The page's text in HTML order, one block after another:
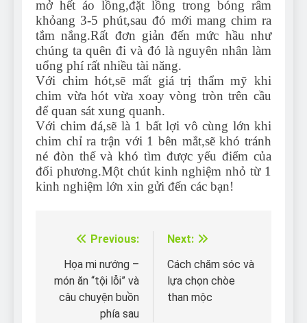
mở hết áo lồng,đặt lồng trong bóng râm
khỏang 3-5 phút,sau đó mới mang chim ra
tắm nắng.Rất đơn giản đến mức hầu như
chúng ta quên đi và đó là nguyên nhân làm
uổng phí rất nhiều tài năng.
Với chim hót,sẽ mất giá trị thẩm mỹ khi
chim vừa hót vừa xoay vòng tròn trên cầu
để quan sát xung quanh.
Với chim đá,sẽ là 1 bất lợi vô cùng lớn khi
chim chỉ ra trận với 1 bên mắt,sẽ khó tránh
né đòn thế và khó tìm được yếu điểm của
đối phương.Một chút kinh nghiệm nhỏ từ 1
kinh nghiệm lớn xin gửi đến các bạn!
Điều
hướng
bài
Previous:
Họa mi nướng –
món ăn “tội lỗi” và
câu chuyện buồn
phía sau
Next:
Cách chăm sóc và
lựa chọn chòe
than mộc